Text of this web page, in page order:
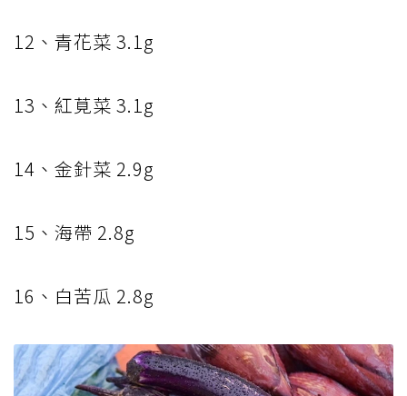
12 、青花菜 3.1g
13 、紅莧菜 3.1g
14 、金針菜 2.9g
15 、海帶 2.8g
16 、白苦瓜 2.8g